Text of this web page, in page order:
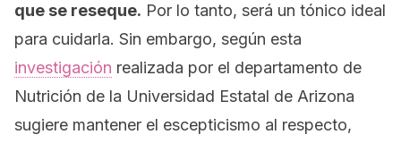
que se reseque. Por lo tanto, será un tónico ideal
para cuidarla. Sin embargo, según esta
investigación realizada por el departamento de
Nutrición de la Universidad Estatal de Arizona
sugiere mantener el escepticismo al respecto,